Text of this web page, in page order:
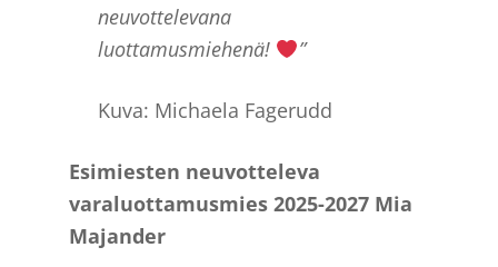
neuvottelevana
luottamusmiehenä!
”
Kuva: Michaela Fagerudd
Esimiesten neuvotteleva
varaluottamusmies 2025-2027 Mia
Majander